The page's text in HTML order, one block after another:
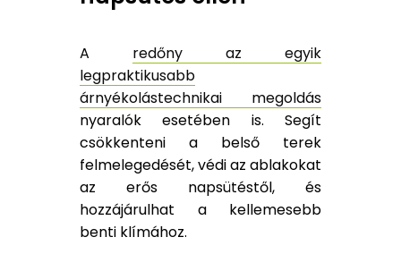
A redőny az egyik
legpraktikusabb
árnyékolástechnikai megoldás
nyaralók esetében is. Segít
csökkenteni a belső terek
felmelegedését, védi az ablakokat
az erős napsütéstől, és
hozzájárulhat a kellemesebb
benti klímához.